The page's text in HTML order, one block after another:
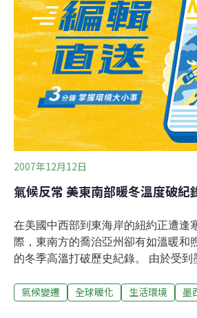
態。 簽署協定的成員皆承諾改善當
島交通和廢棄物處理。他們都同意實
利的保護措施，並制定法律和管理規
行。 身任MARTI國際保育組織顧問
Matus)表示：「能聚集不同領域團體
然遺產這個目標努力，是很令人振奮
立在環境之美，我們希望能
2007年12月12日
氣候反常 美東南部暖冬溫度破紀
在美國中西部到東海岸的紐約正遭逢
際，東南方的喬治亞州卻有如溫暖和
的冬季高溫打破歷史紀錄。 由於受到
12日更達到攝氏25度，打破1972年
氣候變遷 全球暖化 生活環境 墨